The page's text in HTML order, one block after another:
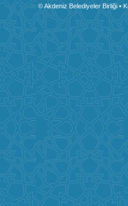
© Akdeniz Belediyeler Birliği •